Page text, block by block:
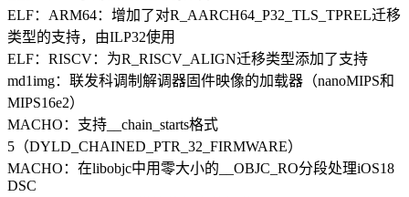
ELF：ARM64：增加了对R_AARCH64_P32_TLS_TPREL迁移
类型的支持，由ILP32使用
ELF：RISCV：为R_RISCV_ALIGN迁移类型添加了支持
md1img：联发科调制解调器固件映像的加载器（nanoMIPS和
MIPS16e2）
MACHO：支持__chain_starts格式
5（DYLD_CHAINED_PTR_32_FIRMWARE）
MACHO：在libobjc中用零大小的__OBJC_RO分段处理iOS18
DSC